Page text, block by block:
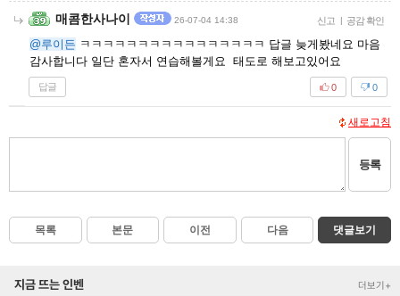
매콤한사나이 26-07-04 14:38 신고 | 공감 확인
@루이든 ㅋㅋㅋㅋㅋㅋㅋㅋㅋㅋㅋㅋㅋㅋㅋㅋ 답글 늦게봤네요 마음
감사합니다 일단 혼자서 연습해볼게요 태도로 해보고있어요
답글 0
0
새로고침
등록
목록 본문 이전 다음 댓글보기
지금 뜨는 인벤 더보기+